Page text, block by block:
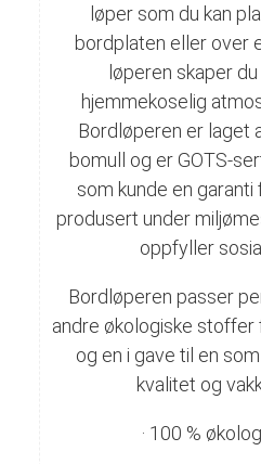
løper som du kan
bordplaten eller over
løperen skaper
hjemmekoselig
Bordløperen er laget
bomull og er GOTS-
som kunde en
produsert under
oppfyller
Bordløperen passer
andre økologiske stoffer
og en i gave til en
kvalitet og
· 100 %